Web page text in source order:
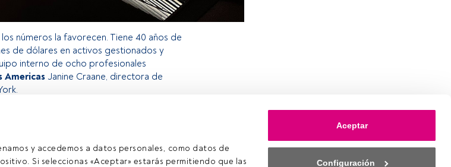
y accedemos a datos personales, como datos de
Si seleccionas «Aceptar» estarás permitiendo que las
Aceptar
Configuración
números la favorecen. Tiene 40 años de
de dólares en activos gestionados y
interno de ocho profesionales
Americas Janine Craane, directora de
Login. Si aún no tienes cuenta, te
el universo que ofrece FundsPeople.